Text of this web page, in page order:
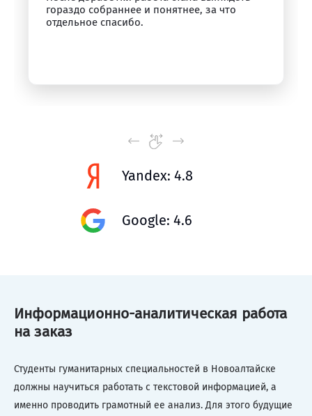
гораздо собраннее и понятнее, за что
отдельное спасибо.
Yandex: 4.8
Google: 4.6
Информационно-аналитическая работа
на заказ
Студенты гуманитарных специальностей в Новоалтайске
должны научиться работать с текстовой информацией, а
именно проводить грамотный ее анализ. Для этого будущие